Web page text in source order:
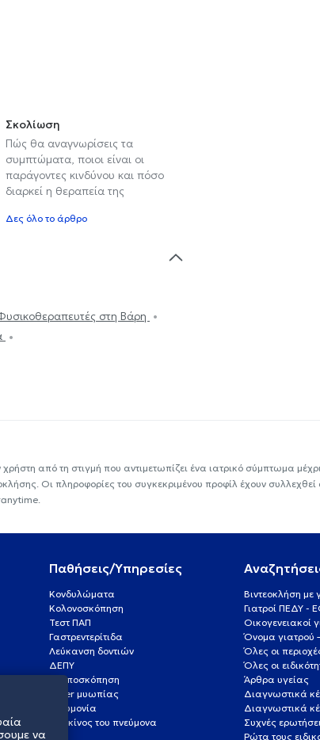
Σκολίωση
Πώς θα αναγνωρίσεις τα
συμπτώματα, ποιοι είναι οι
παράγοντες κινδύνου και πόσο
διαρκεί η θεραπεία της
Δες όλο το άρθρο
στη Βάρη
από τη στιγμή που αντιμετωπίζει ένα ιατρικό σύμπτωμα μέχρι
Οι πληροφορίες του συγκεκριμένου προφίλ έχουν
Παθήσεις/Υπηρεσίες
Κονδυλώματα
Κολονοσκόπηση
Τεστ ΠΑΠ
Γαστρεντερίτιδα
Λεύκανση δοντιών
ΔΕΠΥ
Κολποσκόπηση
Laser μυωπίας
Πνευμονία
Καρκίνος του πνεύμονα
Βιντεοκλήση με
Γιατροί ΠΕΔΥ -
Οικογενειακοί
Όνομα γιατρού
Όλες οι
Όλες οι
Άρθρα υγείας
Διαγνωστικά
Διαγνωστικά
Συχνές
Ρώτα τους
να